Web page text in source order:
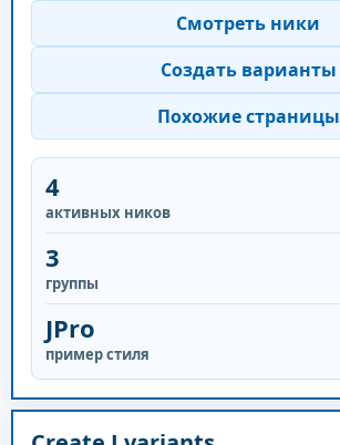
Смотреть ники
Создать варианты
Похожие страницы
4
активных ников
3
группы
JPro
пример стиля